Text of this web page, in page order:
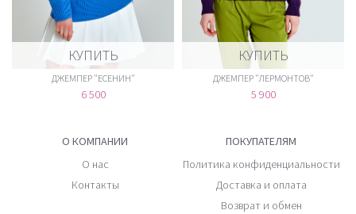
КУПИТЬ
ДЖЕМПЕР "ЕСЕНИН"
6 500
КУПИТЬ
ДЖЕМПЕР "ЛЕРМОНТОВ"
5 900
О КОМПАНИИ
О нас
Контакты
ПОКУПАТЕЛЯМ
Политика конфиденциальности
Доставка и оплата
Возврат и обмен